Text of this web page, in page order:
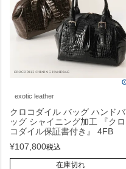
exotic leather
クロコダイル バッグ ハンドバ
ッグ シャイニング加工 『クロ
コダイル保証書付き』 4FB
¥107,800税込
在庫切れ